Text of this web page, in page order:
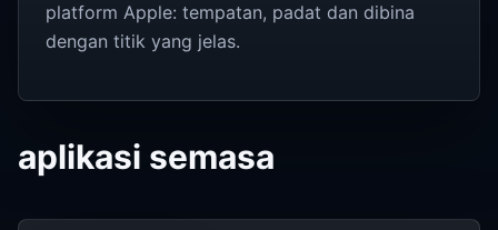
platform Apple: tempatan, padat dan dibina
dengan titik yang jelas.
aplikasi semasa